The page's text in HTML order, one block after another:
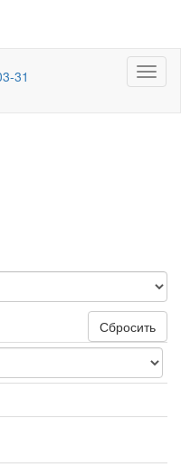
Меню
31
Сбросить